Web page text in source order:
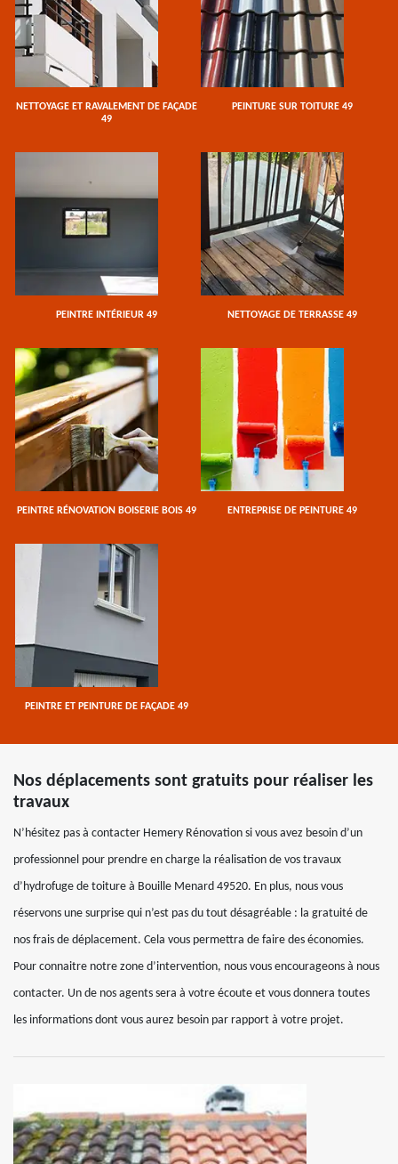
NETTOYAGE ET RAVALEMENT DE FAÇADE
49
PEINTURE SUR TOITURE 49
PEINTRE INTÉRIEUR 49 NETTOYAGE DE TERRASSE 49
PEINTRE RÉNOVATION BOISERIE BOIS 49 ENTREPRISE DE PEINTURE 49
PEINTRE ET PEINTURE DE FAÇADE 49
Nos déplacements sont gratuits pour réaliser les
travaux
N’hésitez pas à contacter Hemery Rénovation si vous avez besoin d’un
professionnel pour prendre en charge la réalisation de vos travaux
d’hydrofuge de toiture à Bouille Menard 49520. En plus, nous vous
réservons une surprise qui n’est pas du tout désagréable : la gratuité de
nos frais de déplacement. Cela vous permettra de faire des économies.
Pour connaitre notre zone d’intervention, nous vous encourageons à nous
contacter. Un de nos agents sera à votre écoute et vous donnera toutes
les informations dont vous aurez besoin par rapport à votre projet.